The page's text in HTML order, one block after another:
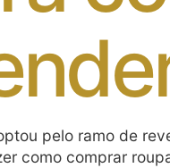
pelo ramo de
como comprar